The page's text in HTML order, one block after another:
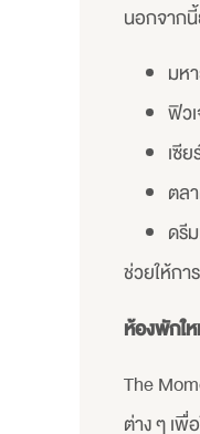
นอกจาก
มห
ฟิว
เซี
ตล
ดรี
ช่วยให้กา
ห้องพักใ
The
ต่าง ๆ เ